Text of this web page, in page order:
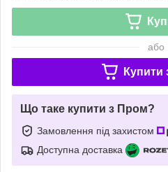
або
Купити
Що таке купити з Пром?
Замовлення під захистом
Доступна доставка